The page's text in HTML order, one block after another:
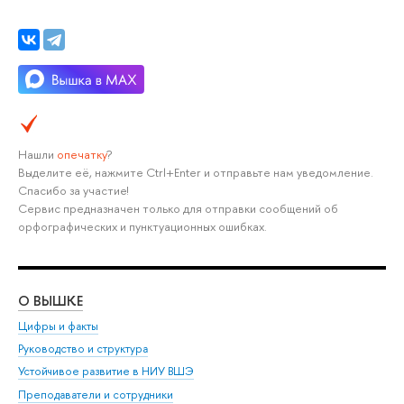
Нашли опечатку?
Выделите её, нажмите Ctrl+Enter и отправьте нам уведомление.
Спасибо за участие!
Сервис предназначен только для отправки сообщений об
орфографических и пунктуационных ошибках.
О ВЫШКЕ
Цифры и факты
Руководство и структура
Устойчивое развитие в НИУ ВШЭ
Преподаватели и сотрудники